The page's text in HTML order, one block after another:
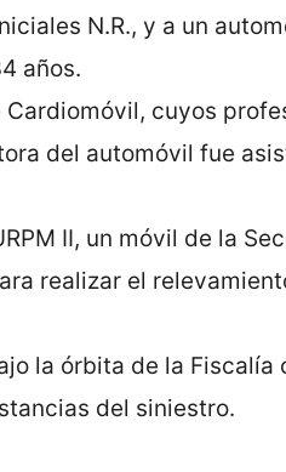
N.R., y a un
años.
cuyos
del automóvil fue
II, un móvil de la
realizar el
la órbita de la
del siniestro.